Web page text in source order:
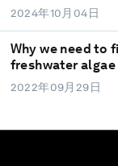
2024年10月04日
Why we need to
freshwater
2022年09月29日